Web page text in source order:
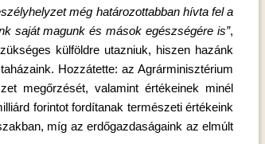
még határozottabban hívta fel a
saját magunk és mások egészségére is”,
külföldre utazniuk, hiszen hazánk
Hozzátette: az Agrárminisztérium
megőrzését, valamint értékeinek minél
forintot fordítanak természeti értékeink
míg az erdőgazdaságaink az elmúlt